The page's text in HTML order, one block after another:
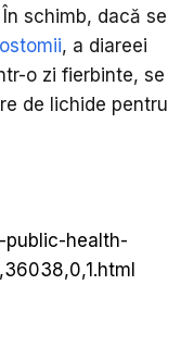
schimb, dacă se
, a diareei
o zi fierbinte, se
de lichide pentru
public-health-